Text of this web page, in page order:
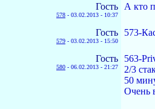
Гость
578 - 03.02.2013 - 10:37
А кто
Гость
579 - 03.02.2013 - 15:50
573-
Гость
580 - 06.02.2013 - 21:27
563-
2/3
50
Очень